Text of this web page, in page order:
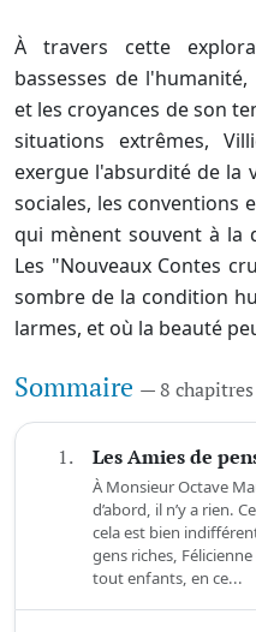
À travers cette
bassesses de
et les croyances de son
situations extrêmes,
exergue l'absurdité de la
sociales, les conventions
qui mènent souvent à la
Les "Nouveaux Contes
sombre de la condition
larmes, et où la beauté
Sommaire — 8 chapitres
1. Les Amies de
À Monsieur Octave
d’abord, il n’y a rien.
cela est bien
gens riches,
tout enfants, en ce...